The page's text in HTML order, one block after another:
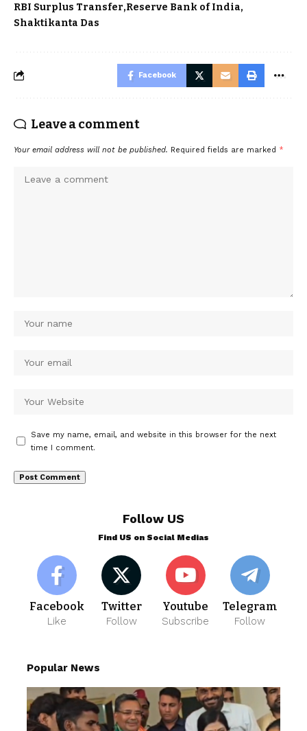
RBI Surplus Transfer Reserve Bank of India
Shaktikanta Das
Facebook
Leave a comment
Your email address will not be published. Required fields are marked *
Save my name, email, and website in this browser for the next
time I comment.
Follow US
Find US on Social Medias
Facebook
Like
Twitter
Follow
Youtube
Subscribe
Telegram
Follow
Popular News